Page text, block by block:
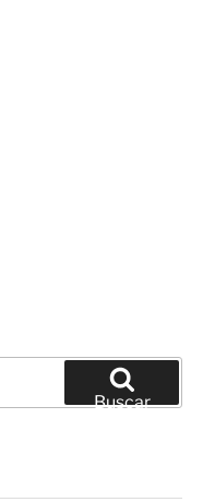
Buscar